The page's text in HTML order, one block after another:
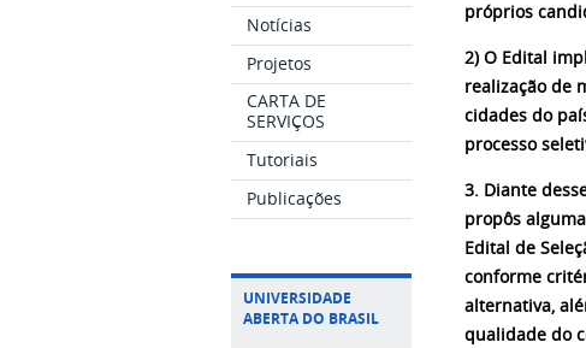
Notícias
Projetos
CARTA DE
SERVIÇOS
Tutoriais
Publicações
UNIVERSIDADE
ABERTA DO BRASIL
próprios
2) O Edital
realização de
cidades do
processo
3. Diante
propôs
Edital de
conforme
alternativa,
qualidade do